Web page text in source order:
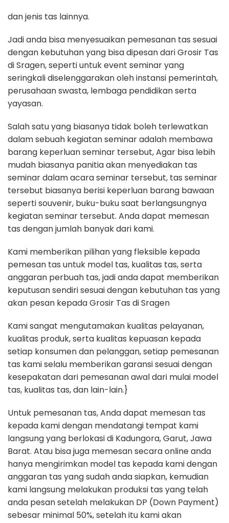
dan jenis tas lainnya.
Jadi anda bisa menyesuaikan pemesanan tas sesuai
dengan kebutuhan yang bisa dipesan dari Grosir Tas
di Sragen, seperti untuk event seminar yang
seringkali diselenggarakan oleh instansi pemerintah,
perusahaan swasta, lembaga pendidikan serta
yayasan.
Salah satu yang biasanya tidak boleh terlewatkan
dalam sebuah kegiatan seminar adalah membawa
barang keperluan seminar tersebut, Agar bisa lebih
mudah biasanya panitia akan menyediakan tas
seminar dalam acara seminar tersebut, tas seminar
tersebut biasanya berisi keperluan barang bawaan
seperti souvenir, buku-buku saat berlangsungnya
kegiatan seminar tersebut. Anda dapat memesan
tas dengan jumlah banyak dari kami.
Kami memberikan pilihan yang fleksible kepada
pemesan tas untuk model tas, kualitas tas, serta
anggaran perbuah tas, jadi anda dapat memberikan
keputusan sendiri sesuai dengan kebutuhan tas yang
akan pesan kepada Grosir Tas di Sragen
Kami sangat mengutamakan kualitas pelayanan,
kualitas produk, serta kualitas kepuasan kepada
setiap konsumen dan pelanggan, setiap pemesanan
tas kami selalu memberikan garansi sesuai dengan
kesepakatan dari pemesanan awal dari mulai model
tas, kualitas tas, dan lain-lain.}
Untuk pemesanan tas, Anda dapat memesan tas
kepada kami dengan mendatangi tempat kami
langsung yang berlokasi di Kadungora, Garut, Jawa
Barat. Atau bisa juga memesan secara online anda
hanya mengirimkan model tas kepada kami dengan
anggaran tas yang sudah anda siapkan, kemudian
kami langsung melakukan produksi tas yang telah
anda pesan setelah melakukan DP (Down Payment)
sebesar minimal 50%, setelah itu kami akan